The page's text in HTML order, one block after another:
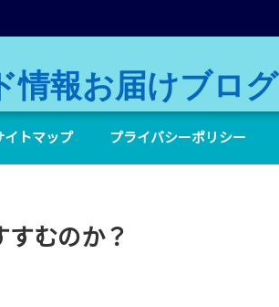
情報お届けブログ
イトマップ プライバシーポリシー
むのか？